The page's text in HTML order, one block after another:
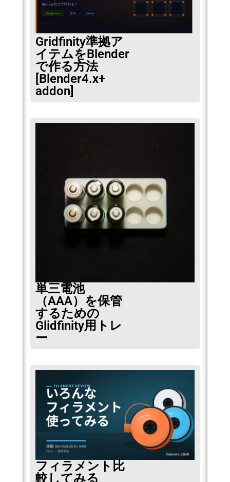
Gridfinity準拠ア
イテムをBlender
で作る方法
[Blender4.x+
addon]
単三電池
（AAA）を保管
するための
Glidfinity用トレ
ー
フィラメント比
較してみる